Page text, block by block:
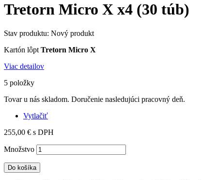
Tretorn Micro X x4 (30 túb)
Stav produktu: Nový produkt
Kartón lôpt Tretorn Micro X
Viac detailov
5 položky
Tovar u nás skladom. Doručenie nasledujúci pracovný deň.
Vytlačiť
255,00 € s DPH
Množstvo
Do košíka